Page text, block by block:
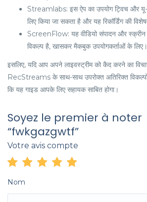
Streamlabs: इस ऐप का उपयोग ट्विच और यू-
लिए किया जा सकता है और यह रिकॉर्डिंग की
ScreenFlow: यह वीडियो संपादन और
विकल्प है, खासकर मैकबुक उपयोगकर्ताओं के लिए।
इसलिए, यदि आप अपने लाइवस्ट्रीम को कैद करने का
RecStreams के साथ-साथ उपरोक्त अतिरिक्त
कि यह गाइड आपके लिए सहायक साबित होगा।
Soyez le premier à noter
“fwkgazgwtf”
Votre avis compte
Nom